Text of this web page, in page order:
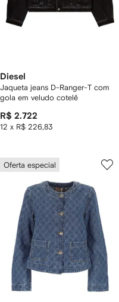
Diesel
Jaqueta jeans D-Ranger-T com
gola em veludo cotelê
R$ 2.722
12 x R$ 226,83
Oferta especial